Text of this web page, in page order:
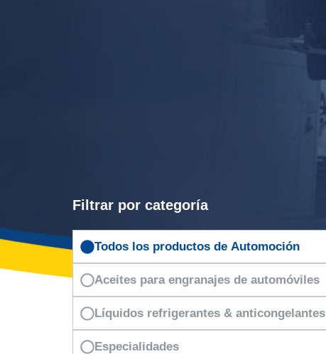
Filtrar por categoría
Todos los productos de Automoción
Aceites para engranajes de automóviles
Líquidos refrigerantes & anticongelantes
Especialidades